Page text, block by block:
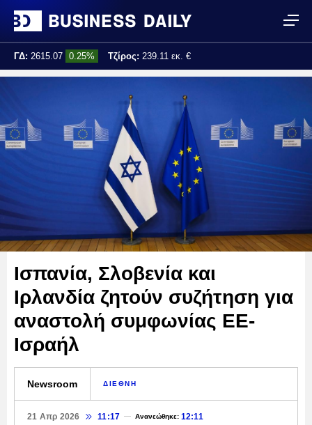
ΓΔ: 2615.07 0.25% Τζίρος: 239.11 εκ. €
Ισπανία, Σλοβενία και
Ιρλανδία ζητούν συζήτηση για
αναστολή συμφωνίας ΕΕ-
Ισραήλ
Newsroom ΔΙΕΘΝΗ
21 Απρ 2026 11:17 Ανανεώθηκε: 12:11